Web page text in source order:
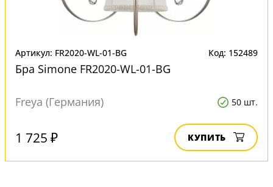
Артикул: FR2020-WL-01-BG Код: 152489
Бра Simone FR2020-WL-01-BG
Freya (Германия) 50 шт.
1 725 ₽ КУПИТЬ